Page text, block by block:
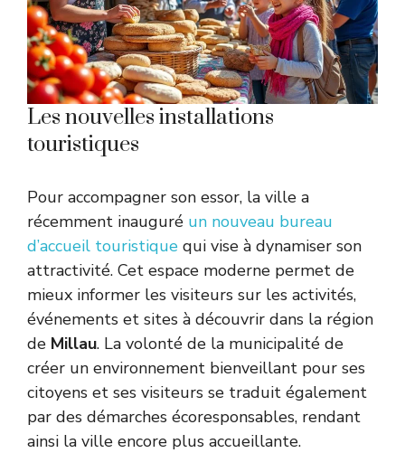
Les nouvelles installations
touristiques
Pour accompagner son essor, la ville a
récemment inauguré un nouveau bureau
d’accueil touristique qui vise à dynamiser son
attractivité. Cet espace moderne permet de
mieux informer les visiteurs sur les activités,
événements et sites à découvrir dans la région
de Millau. La volonté de la municipalité de
créer un environnement bienveillant pour ses
citoyens et ses visiteurs se traduit également
par des démarches écoresponsables, rendant
ainsi la ville encore plus accueillante.